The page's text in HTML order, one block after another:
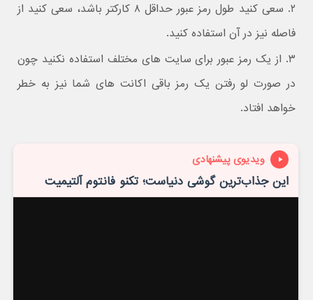
۲. سعی کنید طول رمز عبور حداقل ۸ کارکتر باشد، سعی کنید از
فاصله نیز در آن استفاده کنید.
۳. از یک رمز عبور برای سایت های مختلف استفاده نکنید چون
در صورت لو رفتن یک رمز باقی اکانت های شما نیز به خطر
خواهد افتاد.
ویدیوی پیشنهادی
این جذاب‌ترین گوشی دنیاست؛ تکنو فانتوم آلتیمیت